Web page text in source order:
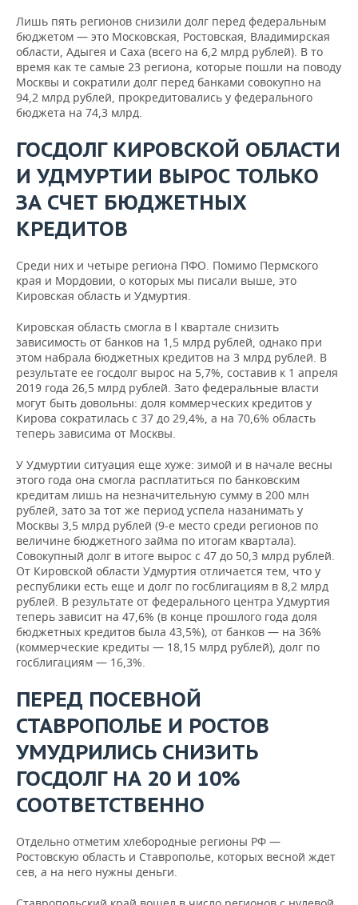
Лишь пять регионов снизили долг перед федеральным
бюджетом — это Московская, Ростовская, Владимирская
области, Адыгея и Саха (всего на 6,2 млрд рублей). В то
время как те самые 23 региона, которые пошли на поводу
Москвы и сократили долг перед банками совокупно на
94,2 млрд рублей, прокредитовались у федерального
бюджета на 74,3 млрд.
ГОСДОЛГ КИРОВСКОЙ ОБЛАСТИ
И УДМУРТИИ ВЫРОС ТОЛЬКО
ЗА СЧЕТ БЮДЖЕТНЫХ
КРЕДИТОВ
Среди них и четыре региона ПФО. Помимо Пермского
края и Мордовии, о которых мы писали выше, это
Кировская область и Удмуртия.
Кировская область смогла в l квартале снизить
зависимость от банков на 1,5 млрд рублей, однако при
этом набрала бюджетных кредитов на 3 млрд рублей. В
результате ее госдолг вырос на 5,7%, составив к 1 апреля
2019 года 26,5 млрд рублей. Зато федеральные власти
могут быть довольны: доля коммерческих кредитов у
Кирова сократилась с 37 до 29,4%, а на 70,6% область
теперь зависима от Москвы.
У Удмуртии ситуация еще хуже: зимой и в начале весны
этого года она смогла расплатиться по банковским
кредитам лишь на незначительную сумму в 200 млн
рублей, зато за тот же период успела назанимать у
Москвы 3,5 млрд рублей (9-е место среди регионов по
величине бюджетного займа по итогам квартала).
Совокупный долг в итоге вырос с 47 до 50,3 млрд рублей.
От Кировской области Удмуртия отличается тем, что у
республики есть еще и долг по госблигациям в 8,2 млрд
рублей. В результате от федерального центра Удмуртия
теперь зависит на 47,6% (в конце прошлого года доля
бюджетных кредитов была 43,5%), от банков — на 36%
(коммерческие кредиты — 18,15 млрд рублей), долг по
госблигациям — 16,3%.
ПЕРЕД ПОСЕВНОЙ
СТАВРОПОЛЬЕ И РОСТОВ
УМУДРИЛИСЬ СНИЗИТЬ
ГОСДОЛГ НА 20 И 10%
СООТВЕТСТВЕННО
Отдельно отметим хлебородные регионы РФ —
Ростовскую область и Ставрополье, которых весной ждет
сев, а на него нужны деньги.